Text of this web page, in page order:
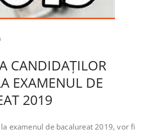
CANDIDAŢILOR
EXAMENUL DE
2019
examenul de bacalureat 2019, vor fi